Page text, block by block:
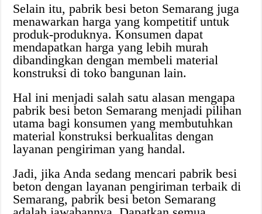
Selain itu, pabrik besi beton Semarang juga
menawarkan harga yang kompetitif untuk
produk-produknya. Konsumen dapat
mendapatkan harga yang lebih murah
dibandingkan dengan membeli material
konstruksi di toko bangunan lain.
Hal ini menjadi salah satu alasan mengapa
pabrik besi beton Semarang menjadi pilihan
utama bagi konsumen yang membutuhkan
material konstruksi berkualitas dengan
layanan pengiriman yang handal.
Jadi, jika Anda sedang mencari pabrik besi
beton dengan layanan pengiriman terbaik di
Semarang, pabrik besi beton Semarang